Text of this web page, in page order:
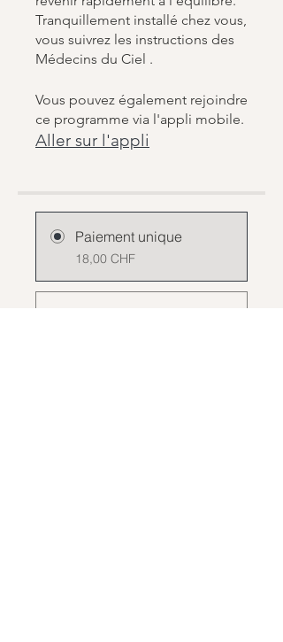
Tranquillement installé chez vous,
vous suivrez les instructions des
Vous pouvez également rejoindre
ce programme via l'appli mobile.
Aller sur l'appli
Paiement unique
18,00 CHF